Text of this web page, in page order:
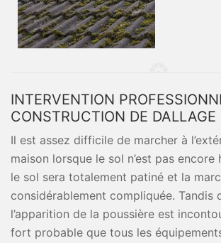
INTERVENTION
CONSTRUCTION DE DALLAGE
Il est assez difficile de marcher à
maison lorsque le sol n’est pas encore
le sol sera totalement patiné et la
considérablement compliquée. Tandis
l’apparition de la poussière est
fort probable que tous les